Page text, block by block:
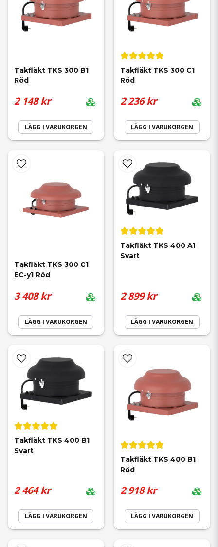
Takfläkt TKS 300 B1
Röd
2 148 kr
LÄGG I VARUKORGEN
Takfläkt TKS 300 C1
Röd
2 236 kr
LÄGG I VARUKORGEN
Takfläkt TKS 300 C1
EC-y1 Röd
3 408 kr
LÄGG I VARUKORGEN
Takfläkt TKS 400 A1
Svart
2 899 kr
LÄGG I VARUKORGEN
Takfläkt TKS 400 B1
Svart
2 464 kr
LÄGG I VARUKORGEN
Takfläkt TKS 400 B1
Röd
2 918 kr
LÄGG I VARUKORGEN